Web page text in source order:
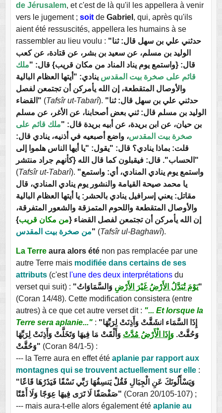
de Jérusalem, et c'est de là qu'il les appellera à venir
vers le jugement ; soit de Gabriel , qui, après qu'ils
aient été ressuscités, appellera les humains à se
rassembler au lieu voulu : "حدثني علي بن سهل قال: ثنا
الوليد بن مسلم، عن سعيد بن بشر، عن قتادة، عن كعب
قال: {واستمع يوم يناد المناد من مكان قريب} قال: "ملك
قائم على صخرة بيت المقدس ينادي: "أيتها العظام البالية
والأوصال المتقطعة، إن الله يأمركن أن تجتمعن لفصل
القضاء" (Tafsîr ut-Tabarî). "حدثني علي بن سهل قال: ثنا
الوليد بن مسلم قال: ثني بعض أصحابنا، عن الأغر، عن مسلم
بن حيان، عن ابن بريدة، عن أبيه بريدة قال: "ملك قائم على
صخرة بيت المقدس، واضع أصبعيه في أذنيه، ينادي قال:
قلت: بماذا ينادي؟ قال: "يقول: "يا أيها الناس هلموا إلى
الحساب". قال: فيقبلون كما قال الله {كأنهم جراد منتشر"
(Tafsîr ut-Tabarî). "واستمع يوم ينادي المنادي، أي: واستمع
يا محمد صيحة القيامة والنشور يوم ينادي المنادي، قال
مقاتل: يعني إسرافيل ينادي بالحشر: يا أيتها العظام البالية
والأوصال المتقطعة واللحوم المتمزقة والشعور المتفرقة،
إن الله يأمركن أن تجتمعن لفصل القضاء {من مكان قريب}
من صخرة بيت المقدس" (Tafsîr ul-Baghawî).
La Terre aura alors éténon pas remplacée par une
autre Terre mais modifiée dans certains de ses
attributs(c'est l'une des deux interprétationsdu
verset qui suit) : " يَوْمَ تُبَدَّلُ الأَرْضُ غَيْرَ الأَرْضِوَالسَّمَاوَاتُ"
(Coran 14/48). Cette modification consistera (entre
autres) à ce que cet autre verset dit : "... Et lorsque la
Terre sera aplanie...": "إِذَا السَّمَاء انشَقَّتْ وَأَذِنَتْ لِرَبِّهَا
وَحُقَّتْ.وَإِذَا الْأَرْضُ مُدَّتْ وَأَلْقَتْ مَا فِيهَا وَتَخَلَّتْ وَأَذِنَتْ لِرَبِّهَا
وَحُقَّتْ" (Coran 84/1-5) :
--- la Terre aura en effet été aplanie par rapport aux
montagnes qui se trouvent actuellement sur elle:
"وَيَسْأَلُونَكَ عَنِ الْجِبَالِ فَقُلْ يَنسِفُهَا رَبِّي نَسْفًا فَيَذَرُهَا قَاعًا
صَفْصَفًا لَا تَرَى فِيهَا عِوَجًا وَلَا أَمْتًا" (Coran 20/105-107) ;
--- mais aura-t-elle alors également été aplanie au